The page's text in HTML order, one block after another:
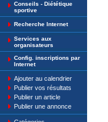
Conseils - Diététique
sportive
Recherche Internet
Services aux
organisateurs
Config. inscriptions par
Internet
Ajouter au calendrier
Publier vos résultats
Publier un article
Publier une annonce